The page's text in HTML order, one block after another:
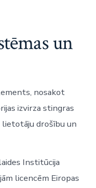
un
nosakot
izvirza stingras
drošību un
Institūcija
licencēm Eiropas